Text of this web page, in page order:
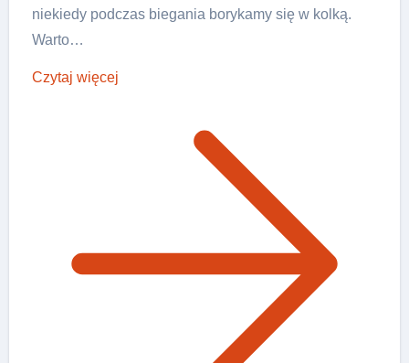
niekiedy podczas biegania borykamy się w kolką.
Warto…
Czytaj więcej